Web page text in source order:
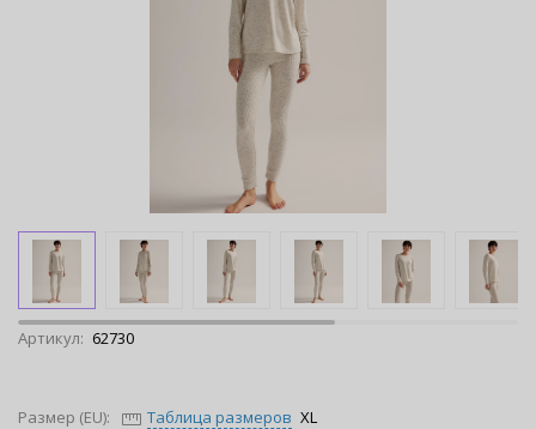
Артикул: 62730
Размер (EU): Таблица размеров XL